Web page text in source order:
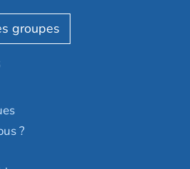
Villa Médicis
?